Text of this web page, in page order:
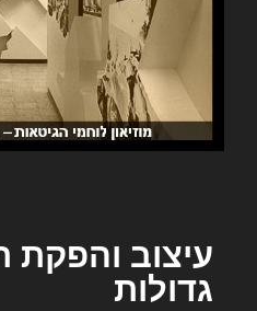
עיצוב והפקת
גדולות